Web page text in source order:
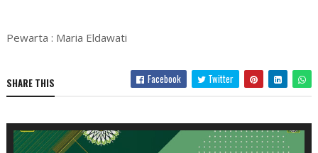
Pewarta : Maria Eldawati
SHARE THIS Facebook Twitter